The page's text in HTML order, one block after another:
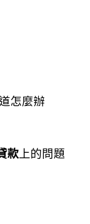
怎麼辦
款 上的問題